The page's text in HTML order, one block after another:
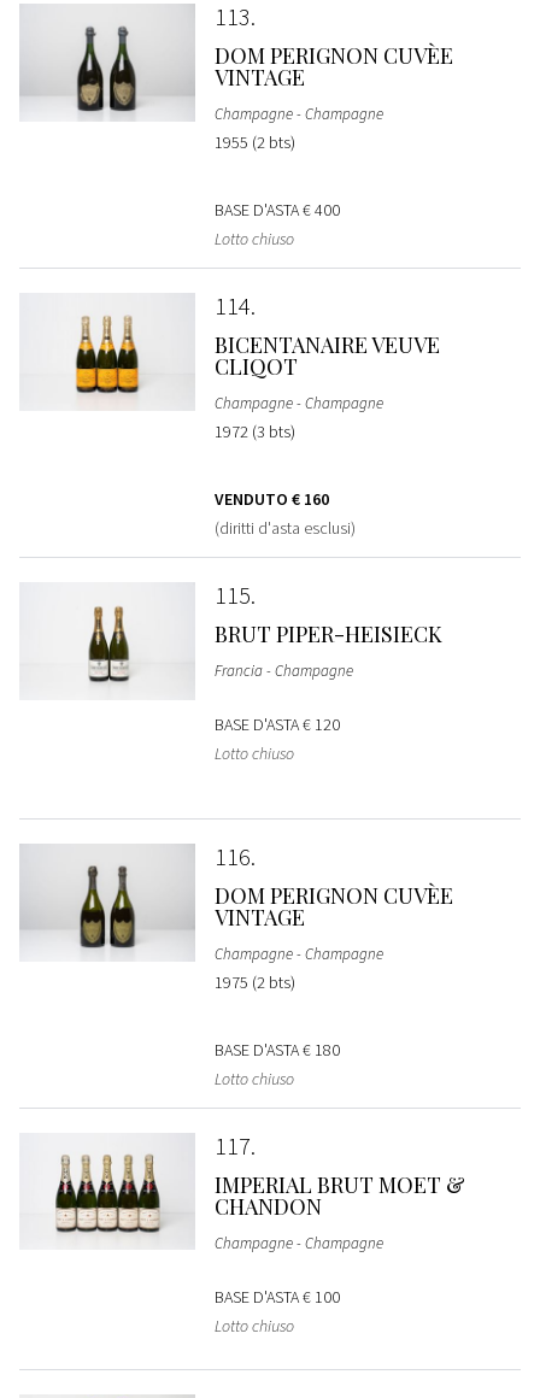
113
DOM PERIGNON CUVÈE
VINTAGE
Champagne - Champagne
1955 (2 bts)
BASE D'ASTA€ 400
Lotto chiuso
114
BICENTANAIRE VEUVE
CLIQOT
Champagne - Champagne
1972 (3 bts)
VENDUTO € 160
(diritti d'asta esclusi)
115
BRUT PIPER-HEISIECK
Francia - Champagne
BASE D'ASTA€ 120
Lotto chiuso
116
DOM PERIGNON CUVÈE
VINTAGE
Champagne - Champagne
1975 (2 bts)
BASE D'ASTA€ 180
Lotto chiuso
117
IMPERIAL BRUT MOET &
CHANDON
Champagne - Champagne
BASE D'ASTA€ 100
Lotto chiuso